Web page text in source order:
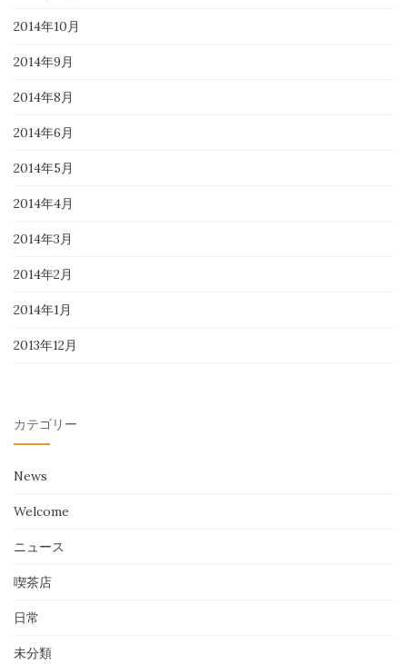
2014年10月
2014年9月
2014年8月
2014年6月
2014年5月
2014年4月
2014年3月
2014年2月
2014年1月
2013年12月
カテゴリー
News
Welcome
ニュース
喫茶店
日常
未分類